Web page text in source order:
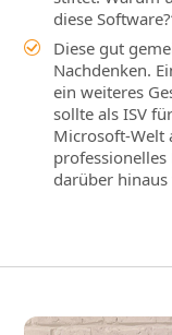
diese
Diese gut
Nachdenken.
ein weiteres
sollte als ISV
Microsoft‑Welt
darüber